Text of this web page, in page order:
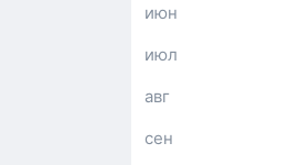
июн
июл
авг
сен